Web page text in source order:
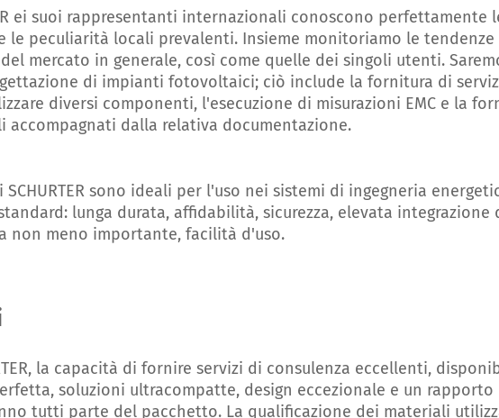
ei suoi rappresentanti internazionali conoscono perfettamente
le peculiarità locali prevalenti. Insieme monitoriamo le tendenze
del mercato in generale, così come quelle dei singoli utenti.
di impianti fotovoltaici; ciò include la fornitura di
diversi componenti, l'esecuzione di misurazioni EMC e la
accompagnati dalla relativa documentazione.
sono ideali per l'uso nei sistemi di ingegneria
lunga durata, affidabilità, sicurezza, elevata integrazione
non meno importante, facilità d'uso.
la capacità di fornire servizi di consulenza eccellenti,
soluzioni ultracompatte, design eccezionale e un rapporto
tutti parte del pacchetto. La qualificazione dei materiali